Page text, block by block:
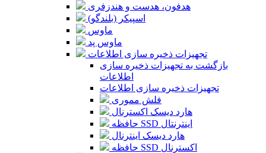
هدفون، هدست و هندزفری
اسپیکر (بلندگو)
ماوس
ماوس پد
تجهیزات ذخیره سازی اطلاعات
بازگشت به تجهیزات ذخیره سازی
اطلاعات
تجهیزات ذخیره سازی اطلاعات
فلش مموری
هارد دیسک اکسترنال
حافظه SSD اینترنتال
هارد دیسک اینترنال
حافظه SSD اکسترنال